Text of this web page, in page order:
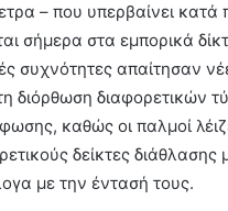
– που υπερβαίνει κατά
σήμερα στα εμπορικά
συχνότητες απαίτησαν
διόρθωση διαφορετικών
καθώς οι παλμοί
δείκτες διάθλασης
με την έντασή τους.